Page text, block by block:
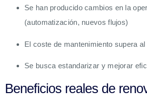
Se han producido cambios en la
(automatización, nuevos flujos)
El coste de mantenimiento supera
Se busca estandarizar y mejorar
Beneficios reales de